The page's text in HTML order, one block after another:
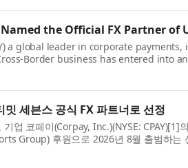
the Official FX Partner of
a global leader in corporate payments,
Border business has entered into
rugby sevens championship
세븐스 공식 FX 파트너로 선정
업 코페이(Corpay, Inc.)(NYSE: CPAY)[1]
Group) 후원으로 2026년 8월 출범하는
스(Ultimate Sevens)’와 계약을 체결했다.